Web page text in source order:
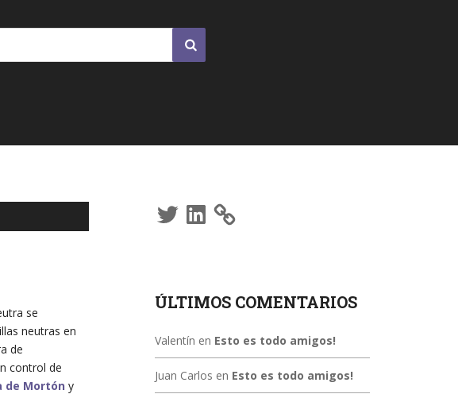
se
neutras en
de
control de
de Mortón y
TwitterLinkedIn
ÚLTIMOS COMENTARIOS
Valentín en Esto es todo amigos!
Juan Carlos en Esto es todo amigos!